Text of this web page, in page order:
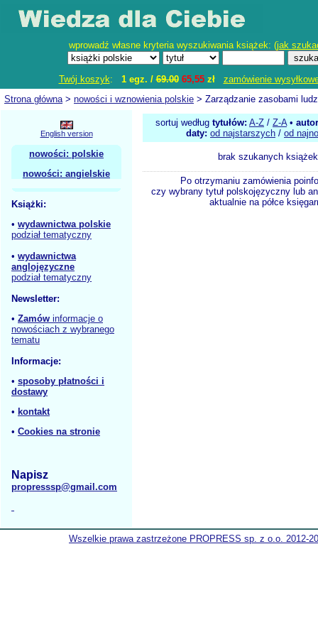
wprowadź własne kryteria wyszukiwania książek: (jak
Twój koszyk: 1 egz. /69.00 65,55zł
zamówienie
Strona główna> nowości i wznowienia polskie > Zarządzanie zasobami
English version
nowości: polskie
nowości: angielskie
Książki:
• wydawnictwa polskie
podział tematyczny
• wydawnictwa
anglojęzyczne
podział tematyczny
Newsletter:
• Zamów informacje o
nowościach z wybranego
tematu
Informacje:
• sposoby płatności i
dostawy
• kontakt
• Cookies na stronie
Napisz
propresssp@gmail.com
sortuj według tytułów: A-Z / Z-A•
daty: od najstarszych / od
brak szukanych książek
Po otrzymaniu zamówienia
czy wybrany tytuł polskojęzyczny lub
aktualnie na półce
Wszelkie prawa zastrzeżone PROPRESS sp. z o.o. 2012-